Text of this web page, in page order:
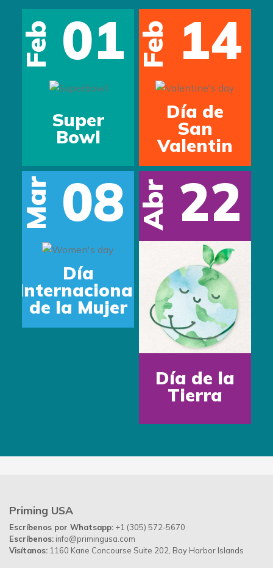
Feb 01
Super
Bowl
Feb 14
Día de
San
Valentin
Mar 08
Día
Internacional
de la Mujer
Abr 22
Día de la
Tierra
Priming USA
Escríbenos por Whatsapp: +1 (305) 572-5670
Escríbenos: info@primingusa.com
Visítanos: 1160 Kane Concourse Suite 202, Bay Harbor Islands